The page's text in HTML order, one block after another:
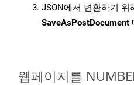
JSON에서 변환하기
SaveAsPostDocument
웹페이지를